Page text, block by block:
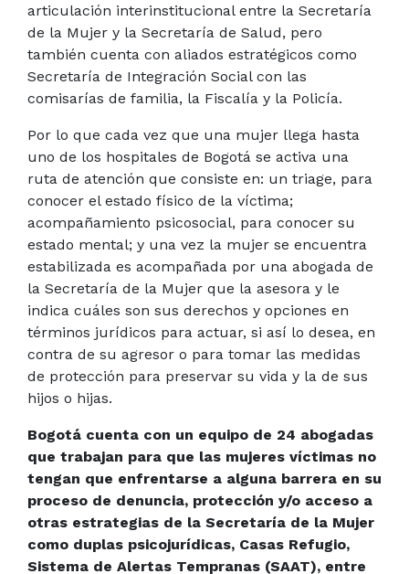
articulación interinstitucional entre la Secretaría
de la Mujer y la Secretaría de Salud, pero
también cuenta con aliados estratégicos como
Secretaría de Integración Social con las
comisarías de familia, la Fiscalía y la Policía.
Por lo que cada vez que una mujer llega hasta
uno de los hospitales de Bogotá se activa una
ruta de atención que consiste en: un triage, para
conocer el estado físico de la víctima;
acompañamiento psicosocial, para conocer su
estado mental; y una vez la mujer se encuentra
estabilizada es acompañada por una abogada de
la Secretaría de la Mujer que la asesora y le
indica cuáles son sus derechos y opciones en
términos jurídicos para actuar, si así lo desea, en
contra de su agresor o para tomar las medidas
de protección para preservar su vida y la de sus
hijos o hijas.
Bogotá cuenta con un equipo de 24 abogadas
que trabajan para que las mujeres víctimas no
tengan que enfrentarse a alguna barrera en su
proceso de denuncia, protección y/o acceso a
otras estrategias de la Secretaría de la Mujer
como duplas psicojurídicas, Casas Refugio,
Sistema de Alertas Tempranas (SAAT), entre